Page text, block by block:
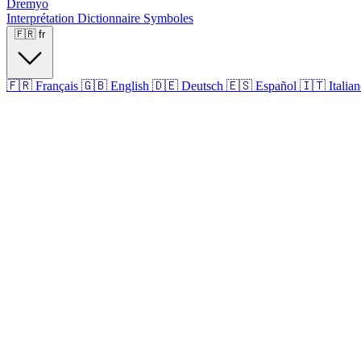
Dremyo
Interprétation Dictionnaire Symboles
🇫🇷 fr
🇫🇷 Français 🇬🇧 English 🇩🇪 Deutsch 🇪🇸 Español 🇮🇹